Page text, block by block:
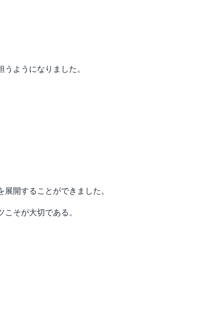
ようになりました。
開することができました。
そが大切である。